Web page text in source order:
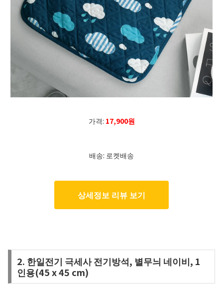
가격: 17,900원
배송: 로켓배송
상세정보 리뷰 보기
2. 한일전기 극세사 전기방석, 별무늬 네이비, 1
인용(45 x 45 cm)